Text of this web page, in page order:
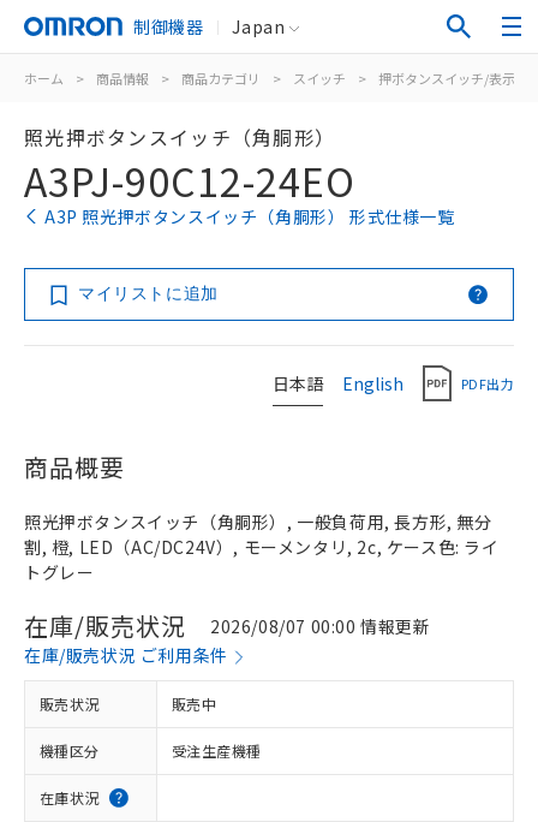
制御機器 Japan
ホーム > 商品情報 > 商品カテゴリ > スイッチ > 押ボタンスイッチ/表示灯
照光押ボタンスイッチ（角胴形）
A3PJ-90C12-24EO
A3P 照光押ボタンスイッチ（角胴形） 形式仕様一覧
マイリストに追加
日本語 English PDF出力
商品概要
照光押ボタンスイッチ（角胴形）, 一般負荷用, 長方形, 無分
割, 橙, LED（AC/DC24V）, モーメンタリ, 2c, ケース色: ライ
トグレー
在庫/販売状況
2026/08/07 00:00 情報更新
在庫/販売状況 ご利用条件
販売状況 販売中
機種区分 受注生産機種
在庫状況